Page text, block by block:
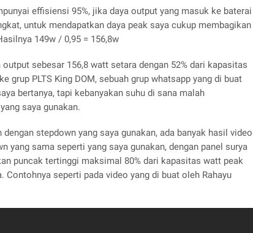
effisiensi 95%, jika daya output yang masuk ke baterai
untuk mendapatkan daya peak saya cukup membagikan
149w / 0,95 = 156,8w
sebesar 156,8 watt setara dengan 52% dari kapasitas
grup PLTS King DOM, sebuah grup whatsapp yang di buat
bertanya, tapi kebanyakan suhu di sana malah
saya gunakan.
stepdown yang saya gunakan, ada banyak hasil video
yang sama seperti yang saya gunakan, dengan panel surya
puncak tertinggi maksimal 80% dari kapasitas watt peak
Contohnya seperti pada video yang di buat oleh Rahayu